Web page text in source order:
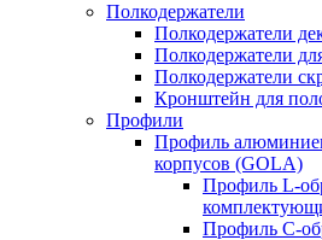
Полкодержатели
Полкодержатели
Полкодержатели
Полкодержатели
Кронштейн для
Профили
Профиль
корпусов (GOLA)
Профиль L-
Профиль C-